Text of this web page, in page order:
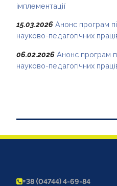
імплементації
15.03.2026 Анонс програм
науково-педагогічних
06.02.2026 Анонс програм
науково-педагогічних
+38 (04744) 4-69-84